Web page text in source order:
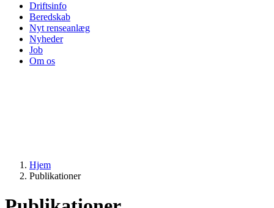
Driftsinfo
Beredskab
Nyt renseanlæg
Nyheder
Job
Om os
Hjem
Publikationer